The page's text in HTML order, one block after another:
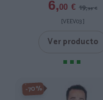
6,00 € 19,99 €
[VEEV03 ]
Ver producto
-70%